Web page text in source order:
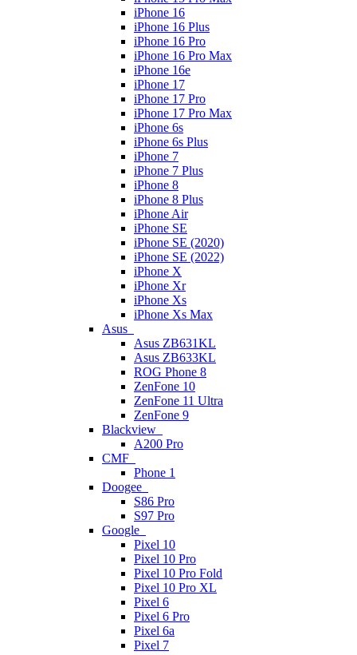
iPhone 16
iPhone 16 Plus
iPhone 16 Pro
iPhone 16 Pro Max
iPhone 16e
iPhone 17
iPhone 17 Pro
iPhone 17 Pro Max
iPhone 6s
iPhone 6s Plus
iPhone 7
iPhone 7 Plus
iPhone 8
iPhone 8 Plus
iPhone Air
iPhone SE
iPhone SE (2020)
iPhone SE (2022)
iPhone X
iPhone Xr
iPhone Xs
iPhone Xs Max
Asus
Asus ZB631KL
Asus ZB633KL
ROG Phone 8
ZenFone 10
ZenFone 11 Ultra
ZenFone 9
Blackview
A200 Pro
CMF
Phone 1
Doogee
S86 Pro
S97 Pro
Google
Pixel 10
Pixel 10 Pro
Pixel 10 Pro Fold
Pixel 10 Pro XL
Pixel 6
Pixel 6 Pro
Pixel 6a
Pixel 7